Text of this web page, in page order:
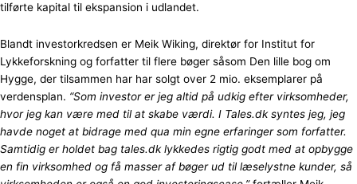
tilførte kapital til ekspansion i udlandet.
Blandt investorkredsen er Meik Wiking, direktør for Institut for
Lykkeforskning og forfatter til flere bøger såsom Den lille bog om
Hygge, der tilsammen har har solgt over 2 mio. eksemplarer på
verdensplan. “Som investor er jeg altid på udkig efter virksomheder,
hvor jeg kan være med til at skabe værdi. I Tales.dk syntes jeg, jeg
havde noget at bidrage med qua min egne erfaringer som forfatter.
Samtidig er holdet bag tales.dk lykkedes rigtig godt med at opbygge
en fin virksomhed og få masser af bøger ud til læselystne kunder, så